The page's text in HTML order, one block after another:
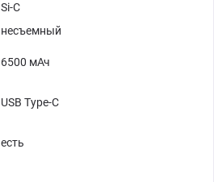
Si-C
несъемный
6500 мАч
USB Type-C
есть